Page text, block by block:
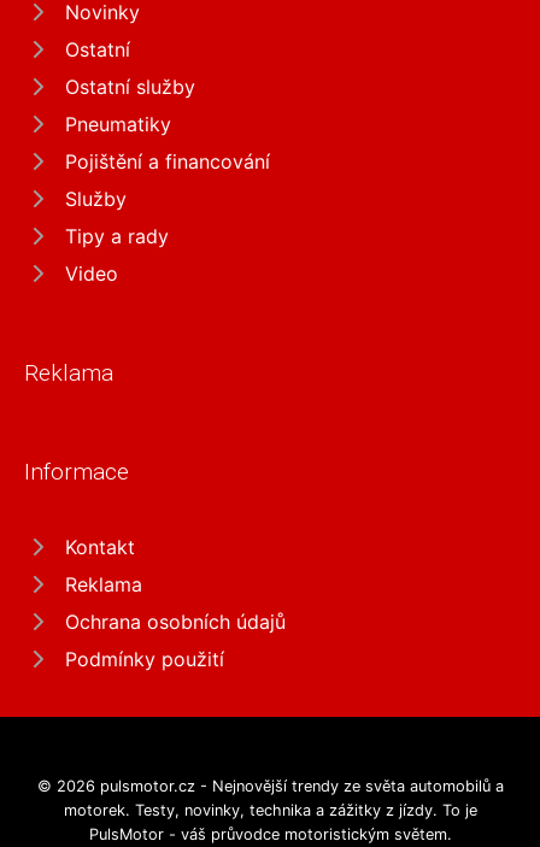
Novinky
Ostatní
Ostatní služby
Pneumatiky
Pojištění a financování
Služby
Tipy a rady
Video
Reklama
Informace
Kontakt
Reklama
Ochrana osobních údajů
Podmínky použití
© 2026 pulsmotor.cz - Nejnovější trendy ze světa automobilů a
motorek. Testy, novinky, technika a zážitky z jízdy. To je
PulsMotor - váš průvodce motoristickým světem.